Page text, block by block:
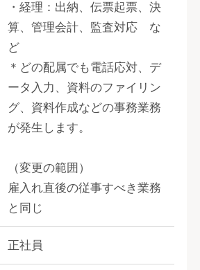
・経理：出納、伝票起票、決
算、管理会計、監査対応 な
ど
＊どの配属でも電話応対、デ
ータ入力、資料のファイリン
グ、資料作成などの事務業務
が発生します。
（変更の範囲）
雇入れ直後の従事すべき業務
と同じ
正社員